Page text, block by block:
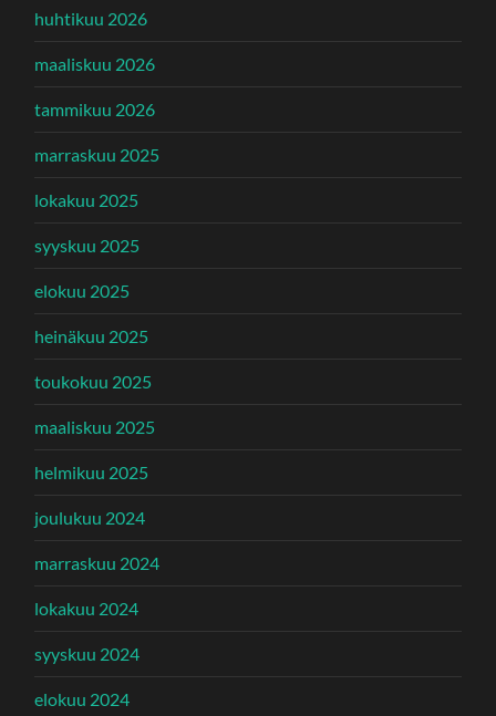
huhtikuu 2026
maaliskuu 2026
tammikuu 2026
marraskuu 2025
lokakuu 2025
syyskuu 2025
elokuu 2025
heinäkuu 2025
toukokuu 2025
maaliskuu 2025
helmikuu 2025
joulukuu 2024
marraskuu 2024
lokakuu 2024
syyskuu 2024
elokuu 2024